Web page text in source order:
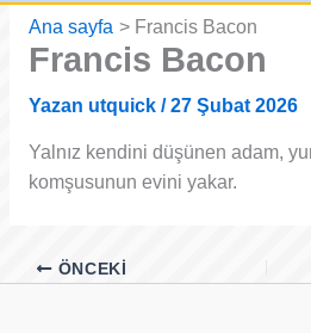
Ana sayfa Francis Bacon
Francis Bacon
Yazan utquick /27 Şubat 2026
Yalnız kendini düşünen adam,
komşusunun evini yakar.
ÖNCEKI